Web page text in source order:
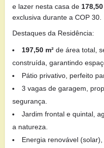
e lazer nesta casa de 178,50
exclusiva durante a COP 30.
Destaques da Residência:
197,50 m² de área total,
construída, garantindo
Pátio privativo, perfeito
3 vagas de garagem,
segurança.
Jardim frontal e quintal,
a natureza.
Energia renovável